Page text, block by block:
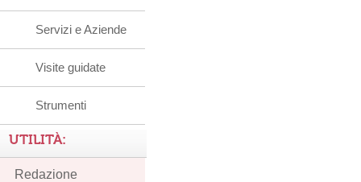
Servizi e Aziende
Visite guidate
Strumenti
UTILITÀ:
Redazione